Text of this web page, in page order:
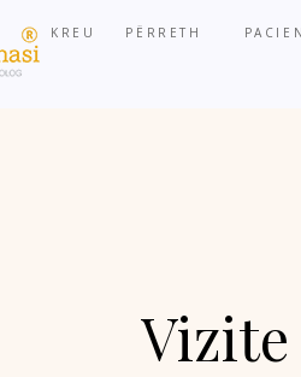
KREU PËRRETH